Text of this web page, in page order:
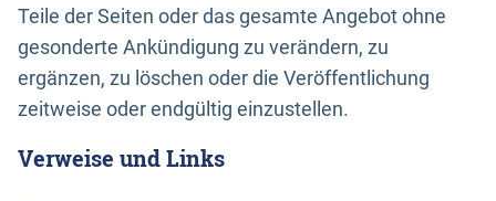
Teile der Seiten oder das gesamte Angebot ohne
gesonderte Ankündigung zu verändern, zu
ergänzen, zu löschen oder die Veröffentlichung
zeitweise oder endgültig einzustellen.
Verweise und Links